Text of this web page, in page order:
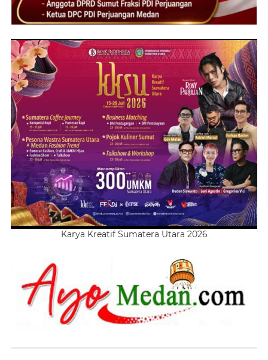
Karya Kreatif Sumatera Utara 2026